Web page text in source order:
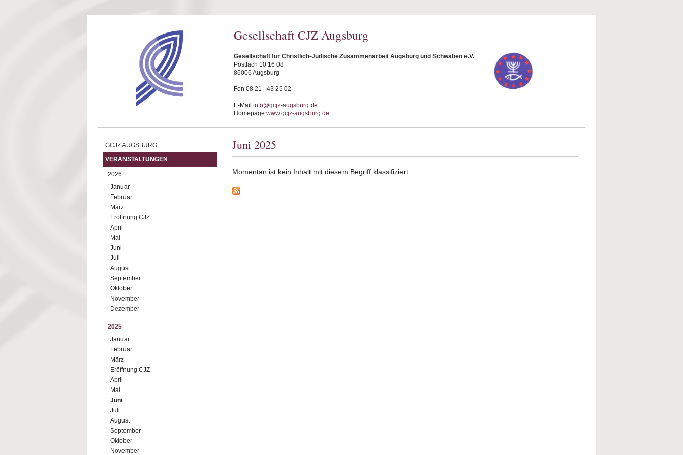
Gesellschaft CJZ Augsburg
Gesellschaft für Christlich-Jüdische Zusammenarbeit Augsburg und Schwaben e.V.
Postfach 10 16 08
86006 Augsburg
Fon 08 21 - 43 25 02
E-Mail info@gcjz-augsburg.de
Homepage www.gcjz-augsburg.de
GCJZ AUGSBURG
VERANSTALTUNGEN
2026
Januar
Februar
März
Eröffnung CJZ
April
Mai
Juni
Juli
August
September
Oktober
November
Dezember
2025
Januar
Februar
März
Eröffnung CJZ
April
Mai
Juni
Juli
August
September
Oktober
November
Juni 2025
Momentan ist kein Inhalt mit diesem Begriff klassifiziert.